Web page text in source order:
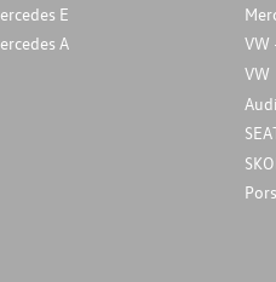
E
A
VW
VW
Audi